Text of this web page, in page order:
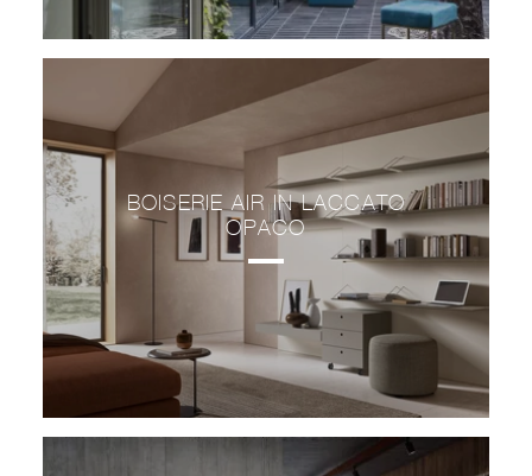
BOISERIE AIR IN LACCATO
OPACO